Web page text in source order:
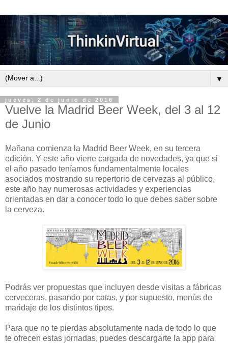
▼
jueves, 2 de junio de 2016
Vuelve la Madrid Beer Week, del 3 al 12
de Junio
Mañana comienza la Madrid Beer Week, en su tercera
edición. Y este año viene cargada de novedades, ya que si
el año pasado teníamos fundamentalmente locales
asociados mostrando su repertorio de cervezas al público,
este año hay numerosas actividades y experiencias
orientadas en dar a conocer todo lo que debes saber sobre
la cerveza.
Podrás ver propuestas que incluyen desde visitas a fábricas
cerveceras, pasando por catas, y por supuesto, menús de
maridaje de los distintos tipos.
Para que no te pierdas absolutamente nada de todo lo que
te ofrecen estas jornadas, puedes descargarte la app para